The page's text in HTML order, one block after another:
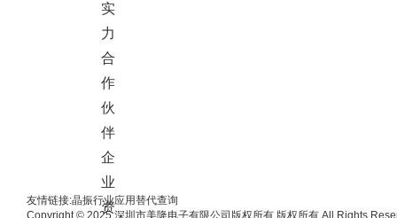
实
力
合
作
伙
伴
企
业
资
友情链接:晶振行业应用替代查询
Copyright © 2025 深圳市美隆电子有限公司版权所有 版权所有 All Rights